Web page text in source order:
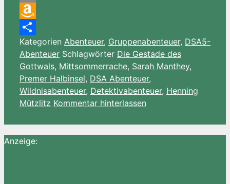
Email
Amazon
Wish
List
Teilen
Kategorien Abenteuer, Gruppenabenteuer, DSA5-
Abenteuer Schlagwörter Die Gestade des
Gottwals, Mittsommerrache, Sarah Manthey,
Premer Halbinsel, DSA Abenteuer,
Wildnisabenteuer, Detektivabenteuer, Henning
Mützlitz Kommentar hinterlassen
Anzeige: